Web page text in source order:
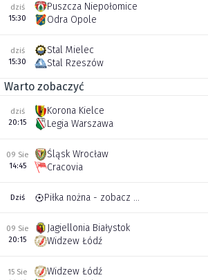
dziś
15:30
Puszcza Niepołomice
Odra Opole
dziś
15:30
Stal Mielec
Stal Rzeszów
Warto zobaczyć
dziś
20:15
Korona Kielce
Legia Warszawa
09 Sie
14:45
Śląsk Wrocław
Cracovia
Dziś Piłka nożna - zobacz inne transmisje
09 Sie
20:15
Jagiellonia Białystok
Widzew Łódź
15 Sie
Widzew Łódź